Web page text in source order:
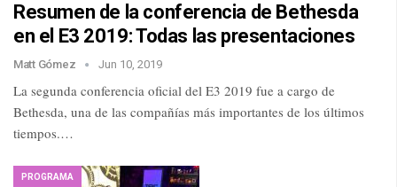
Resumen de la conferencia de Bethesda
en el E3 2019: Todas las presentaciones
Matt Gómez Jun 10, 2019
La segunda conferencia oficial del E3 2019 fue a cargo de
Bethesda, una de las compañías más importantes de los últimos
tiempos.…
PROGRAMA